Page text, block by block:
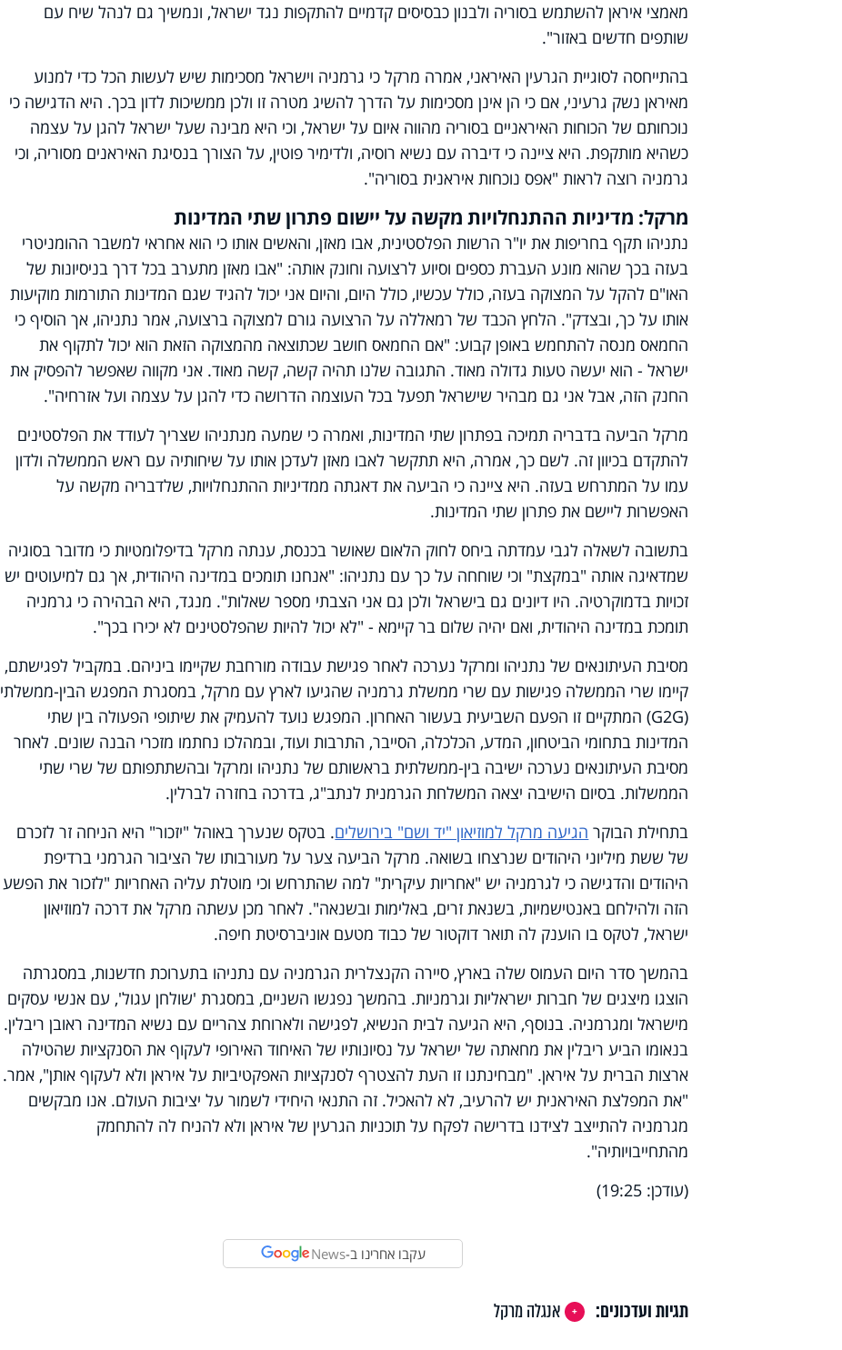
מאמצי איראן להשתמש בסוריה ולבנון כבסיסים קדמיים להתקפות נגד ישראל, ונמשיך גם לנהל שיח עם
שותפים חדשים באזור".
בהתייחסה לסוגיית הגרעין האיראני, אמרה מרקל כי גרמניה וישראל מסכימות שיש לעשות הכל כדי למנוע
מאיראן נשק גרעיני, אם כי הן אינן מסכימות על הדרך להשיג מטרה זו ולכן ממשיכות לדון בכך. היא הדגישה כי
נוכחותם של הכוחות האיראניים בסוריה מהווה איום על ישראל, וכי היא מבינה שעל ישראל להגן על עצמה
כשהיא מותקפת. היא ציינה כי דיברה עם נשיא רוסיה, ולדימיר פוטין, על הצורך בנסיגת האיראנים מסוריה, וכי
גרמניה רוצה לראות "אפס נוכחות איראנית בסוריה".
מרקל: מדיניות ההתנחלויות מקשה על יישום פתרון שתי המדינות
נתניהו תקף בחריפות את יו"ר הרשות הפלסטינית, אבו מאזן, והאשים אותו כי הוא אחראי למשבר ההומניטרי
בעזה בכך שהוא מונע העברת כספים וסיוע לרצועה וחונק אותה: "אבו מאזן מתערב בכל דרך בניסיונות של
האו"ם להקל על המצוקה בעזה, כולל עכשיו, כולל היום, והיום אני יכול להגיד שגם המדינות התורמות מוקיעות
אותו על כך, ובצדק". הלחץ הכבד של רמאללה על הרצועה גורם למצוקה ברצועה, אמר נתניהו, אך הוסיף כי
החמאס מנסה להתחמש באופן קבוע: "אם החמאס חושב שכתוצאה מהמצוקה הזאת הוא יכול לתקוף את
ישראל - הוא יעשה טעות גדולה מאוד. התגובה שלנו תהיה קשה, קשה מאוד. אני מקווה שאפשר להפסיק את
החנק הזה, אבל אני גם מבהיר שישראל תפעל בכל העוצמה הדרושה כדי להגן על עצמה ועל אזרחיה".
מרקל הביעה בדבריה תמיכה בפתרון שתי המדינות, ואמרה כי שמעה מנתניהו שצריך לעודד את הפלסטינים
להתקדם בכיוון זה. לשם כך, אמרה, היא תתקשר לאבו מאזן לעדכן אותו על שיחותיה עם ראש הממשלה ולדון
עמו על המתרחש בעזה. היא ציינה כי הביעה את דאגתה ממדיניות ההתנחלויות, שלדבריה מקשה על
האפשרות ליישם את פתרון שתי המדינות.
בתשובה לשאלה לגבי עמדתה ביחס לחוק הלאום שאושר בכנסת, ענתה מרקל בדיפלומטיות כי מדובר בסוגיה
שמדאיגה אותה "במקצת" וכי שוחחה על כך עם נתניהו: "אנחנו תומכים במדינה היהודית, אך גם למיעוטים יש
זכויות בדמוקרטיה. היו דיונים גם בישראל ולכן גם אני הצבתי מספר שאלות". מנגד, היא הבהירה כי גרמניה
תומכת במדינה היהודית, ואם יהיה שלום בר קיימא - "לא יכול להיות שהפלסטינים לא יכירו בכך".
מסיבת העיתונאים של נתניהו ומרקל נערכה לאחר פגישת עבודה מורחבת שקיימו ביניהם. במקביל לפגישתם,
קיימו שרי הממשלה פגישות עם שרי ממשלת גרמניה שהגיעו לארץ עם מרקל, במסגרת המפגש הבין-ממשלתי
(G2G) המתקיים זו הפעם השביעית בעשור האחרון. המפגש נועד להעמיק את שיתופי הפעולה בין שתי
המדינות בתחומי הביטחון, המדע, הכלכלה, הסייבר, התרבות ועוד, ובמהלכו נחתמו מזכרי הבנה שונים. לאחר
מסיבת העיתונאים נערכה ישיבה בין-ממשלתית בראשותם של נתניהו ומרקל ובהשתתפותם של שרי שתי
הממשלות. בסיום הישיבה יצאה המשלחת הגרמנית לנתב"ג, בדרכה בחזרה לברלין.
בתחילת הבוקר הגיעה מרקל למוזיאון "יד ושם" בירושלים. בטקס שנערך באוהל "יזכור" היא הניחה זר לזכרם
של ששת מיליוני היהודים שנרצחו בשואה. מרקל הביעה צער על מעורבותו של הציבור הגרמני ברדיפת
היהודים והדגישה כי לגרמניה יש "אחריות עיקרית" למה שהתרחש וכי מוטלת עליה האחריות "לזכור את הפשע
הזה ולהילחם באנטישמיות, בשנאת זרים, באלימות ובשנאה". לאחר מכן עשתה מרקל את דרכה למוזיאון
ישראל, לטקס בו הוענק לה תואר דוקטור של כבוד מטעם אוניברסיטת חיפה.
בהמשך סדר היום העמוס שלה בארץ, סיירה הקנצלרית הגרמניה עם נתניהו בתערוכת חדשנות, במסגרתה
הוצגו מיצגים של חברות ישראליות וגרמניות. בהמשך נפגשו השניים, במסגרת 'שולחן עגול', עם אנשי עסקים
מישראל ומגרמניה. בנוסף, היא הגיעה לבית הנשיא, לפגישה ולארוחת צהריים עם נשיא המדינה ראובן ריבלין.
בנאומו הביע ריבלין את מחאתה של ישראל על נסיונותיו של האיחוד האירופי לעקוף את הסנקציות שהטילה
ארצות הברית על איראן. "מבחינתנו זו העת להצטרף לסנקציות האפקטיביות על איראן ולא לעקוף אותן", אמר.
"את המפלצת האיראנית יש להרעיב, לא להאכיל. זה התנאי היחידי לשמור על יציבות העולם. אנו מבקשים
מגרמניה להתייצב לצידנו בדרישה לפקח על תוכניות הגרעין של איראן ולא להניח לה להתחמק
מהתחייבויותיה".
(עודכן: 19:25)
עקבו אחרינו ב-News
תגיות ועדכונים: אנגלה מרקל